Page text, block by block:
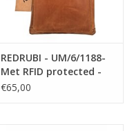
REDRUBI - UM/6/1188-
Met RFID protected -
echt leren -
schoudertas –
€65,00